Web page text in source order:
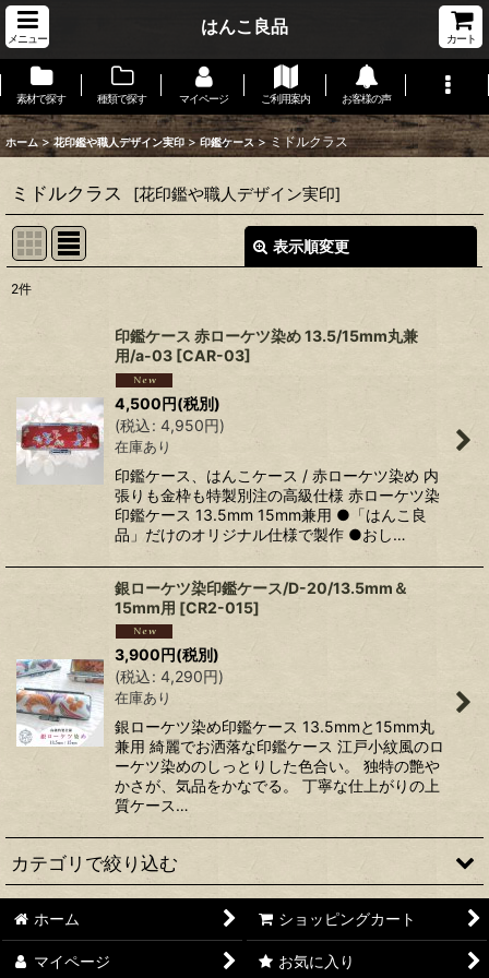
メニュー
はんこ良品
カート
素材で探す 種類で探す マイページ ご利用案内 お客様の声
ホーム > 花印鑑や職人デザイン実印 > 印鑑ケース > ミドルクラス
ミドルクラス [花印鑑や職人デザイン実印]
表示順変更
並び順
絞り込む
2件
印鑑ケース 赤ローケツ染め 13.5/15mm丸兼
用/a-03 [CAR-03]
4,500円(税別)
(税込: 4,950円)
在庫あり
印鑑ケース、はんこケース / 赤ローケツ染め 内
張りも金枠も特製別注の高級仕様 赤ローケツ染
印鑑ケース 13.5mm 15mm兼用 ●「はんこ良
品」だけのオリジナル仕様で製作 ●おし…
銀ローケツ染印鑑ケース/D-20/13.5mm＆
15mm用 [CR2-015]
3,900円(税別)
(税込: 4,290円)
在庫あり
銀ローケツ染め印鑑ケース 13.5mmと15mm丸
兼用 綺麗でお洒落な印鑑ケース 江戸小紋風のロ
ーケツ染めのしっとりした色合い。 独特の艶や
かさが、気品をかなでる。 丁寧な仕上がりの上
質ケース…
カテゴリで絞り込む
印鑑ケース (全商品)
天然革高級ケース
ホーム ショッピングカート
マイページ お気に入り